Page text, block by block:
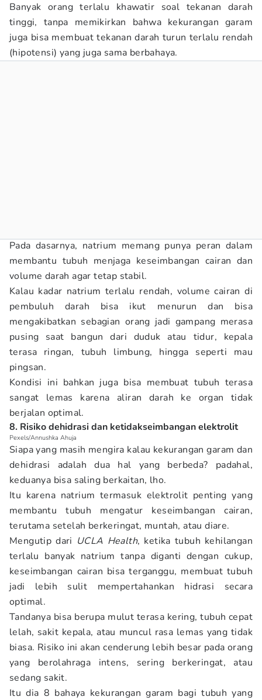
Banyak orang terlalu khawatir soal tekanan darah
tinggi, tanpa memikirkan bahwa kekurangan garam
juga bisa membuat tekanan darah turun terlalu rendah
(hipotensi) yang juga sama berbahaya.
Pada dasarnya, natrium memang punya peran dalam
membantu tubuh menjaga keseimbangan cairan dan
volume darah agar tetap stabil.
Kalau kadar natrium terlalu rendah, volume cairan di
pembuluh darah bisa ikut menurun dan bisa
mengakibatkan sebagian orang jadi gampang merasa
pusing saat bangun dari duduk atau tidur, kepala
terasa ringan, tubuh limbung, hingga seperti mau
pingsan.
Kondisi ini bahkan juga bisa membuat tubuh terasa
sangat lemas karena aliran darah ke organ tidak
berjalan optimal.
8. Risiko dehidrasi dan ketidakseimbangan elektrolit
Pexels/Annushka Ahuja
Siapa yang masih mengira kalau kekurangan garam dan
dehidrasi adalah dua hal yang berbeda? padahal,
keduanya bisa saling berkaitan, lho.
Itu karena natrium termasuk elektrolit penting yang
membantu tubuh mengatur keseimbangan cairan,
terutama setelah berkeringat, muntah, atau diare.
Mengutip dari UCLA Health, ketika tubuh kehilangan
terlalu banyak natrium tanpa diganti dengan cukup,
keseimbangan cairan bisa terganggu, membuat tubuh
jadi lebih sulit mempertahankan hidrasi secara
optimal.
Tandanya bisa berupa mulut terasa kering, tubuh cepat
lelah, sakit kepala, atau muncul rasa lemas yang tidak
biasa. Risiko ini akan cenderung lebih besar pada orang
yang berolahraga intens, sering berkeringat, atau
sedang sakit.
Itu dia 8 bahaya kekurangan garam bagi tubuh yang